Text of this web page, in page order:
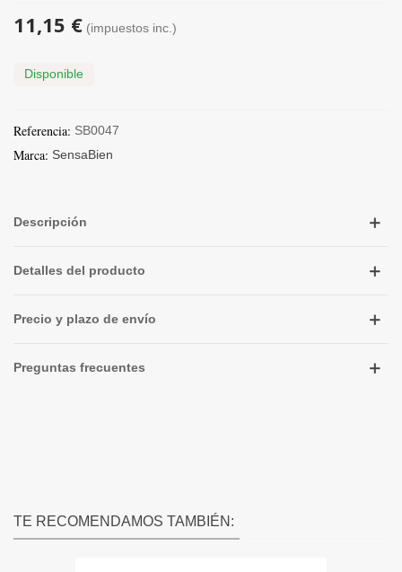
11,15 € (impuestos inc.)
Disponible
Referencia: SB0047
Marca: SensaBien
Descripción
Detalles del producto
Precio y plazo de envío
Preguntas frecuentes
TE RECOMENDAMOS TAMBIÉN: